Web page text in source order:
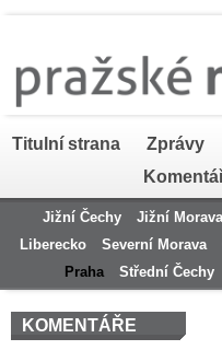
Titulní strana Zprávy
Jižní Čechy Jižní Morava
Liberecko
Severní Morava
Praha
Střední Čechy
KOMENTÁŘE